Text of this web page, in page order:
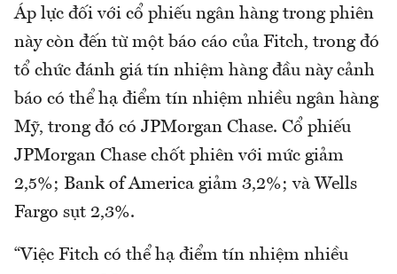
Áp lực đối với cổ phiếu ngân hàng trong phiên
này còn đến từ một báo cáo của Fitch, trong đó
tổ chức đánh giá tín nhiệm hàng đầu này cảnh
báo có thể hạ điểm tín nhiệm nhiều ngân hàng
Mỹ, trong đó có JPMorgan Chase. Cổ phiếu
JPMorgan Chase chốt phiên với mức giảm
2,5%; Bank of America giảm 3,2%; và Wells
Fargo sụt 2,3%.
“Việc Fitch có thể hạ điểm tín nhiệm nhiều